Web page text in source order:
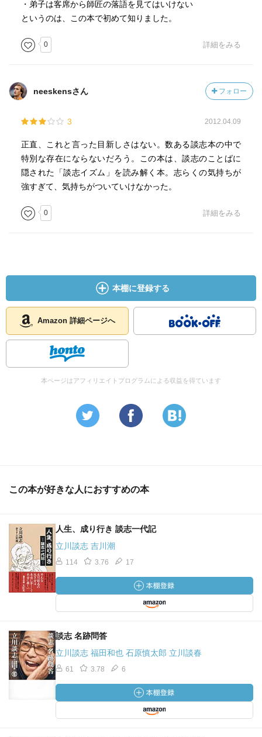
・弟子は客席から師匠の落語を見てはいけない
というのは、この本で初めて知りました。
0 詳細をみる
neeskensさん フォロー
3 2012.04.09
正直、これと言った目新しさはない。数ある談志本の中で
特別な存在にならないだろう。この本は、談志のことばに
隠された「談志イズム」を読み解く本。志らくの気持ちが
強すぎて、気持ちがついていけなかった。
0 詳細をみる
本棚に登録する
Amazon 詳細ページへ
本ページはアフィリエイトプログラムによる収益を得ています
この本が好きな人におすすめの本
人生、成り行き 談志一代記
立川談志 吉川潮
114 3.76 17
談志 名跡問答
立川談志 福田和也 石原慎太郎 立川談春
61 3.78 6